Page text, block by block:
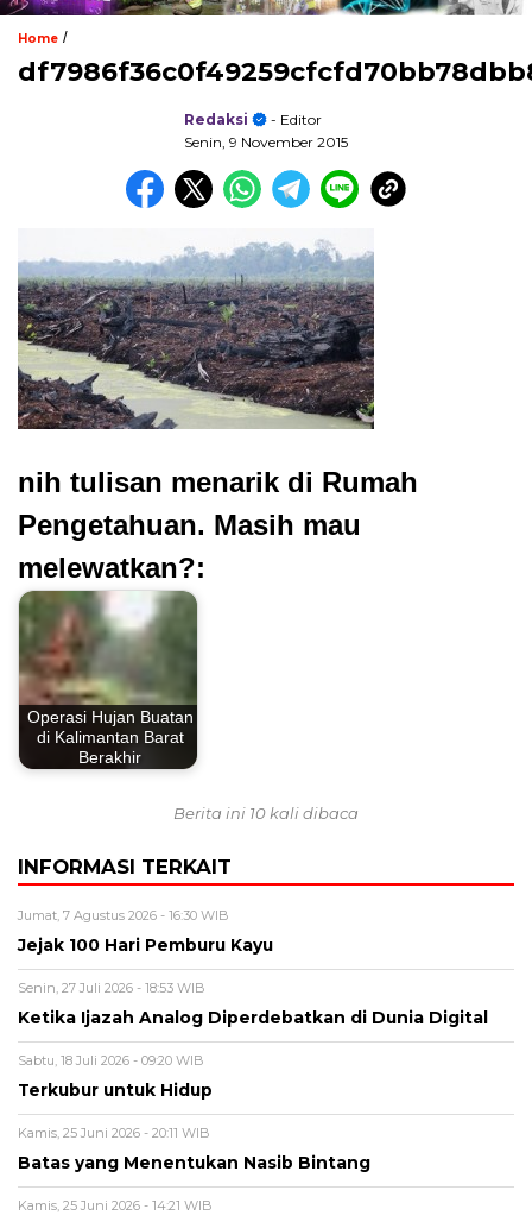
Home /
Redaksi
- Editor
Senin, 9 November 2015
nih tulisan menarik di Rumah
Pengetahuan. Masih mau
melewatkan?:
Operasi Hujan Buatan
di Kalimantan Barat
Berakhir
Berita ini 10 kali dibaca
INFORMASI TERKAIT
Jumat, 7 Agustus 2026 - 16:30 WIB
Jejak 100 Hari Pemburu Kayu
Senin, 27 Juli 2026 - 18:53 WIB
Ketika Ijazah Analog Diperdebatkan di Dunia Digital
Sabtu, 18 Juli 2026 - 09:20 WIB
Terkubur untuk Hidup
Kamis, 25 Juni 2026 - 20:11 WIB
Batas yang Menentukan Nasib Bintang
Kamis, 25 Juni 2026 - 14:21 WIB